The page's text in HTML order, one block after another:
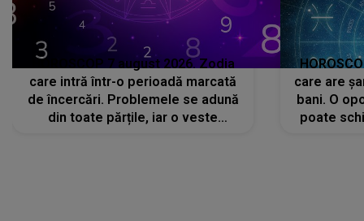
HOROSCOP 7 august 2026. Zodia
care intră într-o perioadă marcată
de încercări. Problemele se adună
din toate părțile, iar o veste
care are
bani. O
poate